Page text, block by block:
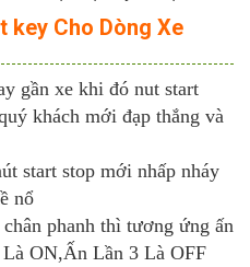
key Cho Dòng Xe
gần xe khi đó nut start
khách mới đạp thắng và
start stop mới nhấp nháy
nổ
phanh thì tương ứng ấn
ON,Ấn Lần 3 Là OFF